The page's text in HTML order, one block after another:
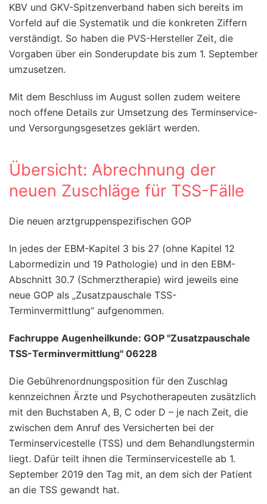
KBV und GKV-Spitzenverband haben sich bereits im
Vorfeld auf die Systematik und die konkreten Ziffern
verständigt. So haben die PVS-Hersteller Zeit, die
Vorgaben über ein Sonderupdate bis zum 1. September
umzusetzen.
Mit dem Beschluss im August sollen zudem weitere
noch offene Details zur Umsetzung des Terminservice-
und Versorgungsgesetzes geklärt werden.
Übersicht: Abrechnung der
neuen Zuschläge für TSS-Fälle
Die neuen arztgruppenspezifischen GOP
In jedes der EBM-Kapitel 3 bis 27 (ohne Kapitel 12
Labormedizin und 19 Pathologie) und in den EBM-
Abschnitt 30.7 (Schmerztherapie) wird jeweils eine
neue GOP als „Zusatzpauschale TSS-
Terminvermittlung“ aufgenommen.
Fachruppe Augenheilkunde: GOP "Zusatzpauschale
TSS-Terminvermittlung" 06228
Die Gebührenordnungsposition für den Zuschlag
kennzeichnen Ärzte und Psychotherapeuten zusätzlich
mit den Buchstaben A, B, C oder D – je nach Zeit, die
zwischen dem Anruf des Versicherten bei der
Terminservicestelle (TSS) und dem Behandlungstermin
liegt. Dafür teilt ihnen die Terminservicestelle ab 1.
September 2019 den Tag mit, an dem sich der Patient
an die TSS gewandt hat.